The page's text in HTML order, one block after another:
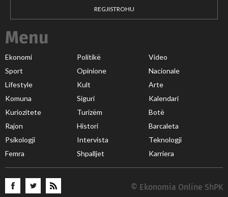
REGJISTROHU
Menu
Ekonomi Politikë
Video
Sport
Opinione
Nacionale
Lifestyle
Kult
Arte
Komuna
Siguri
Kalendari
Kuriozitete
Turizëm
Botë
Rajon
Histori
Barcaleta
Psikologji
Intervista
Teknologji
Femra
Shpalljet Karriera
© Ekonomia Online ShPK